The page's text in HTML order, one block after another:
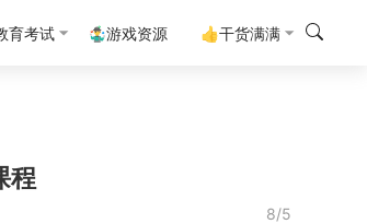
育考试 🤹‍♂️游戏资源 👍干货满满
程
8/5